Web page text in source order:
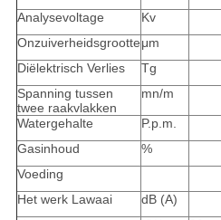
Analysevoltage Kv
Onzuiverheidsgrootteμm
Diëlektrisch Verlies
Tg
Spanning tussen
twee raakvlakken
mn/m
Watergehalte P.p.m.
Gasinhoud
%
Voeding
Het werk Lawaai
dB (A)